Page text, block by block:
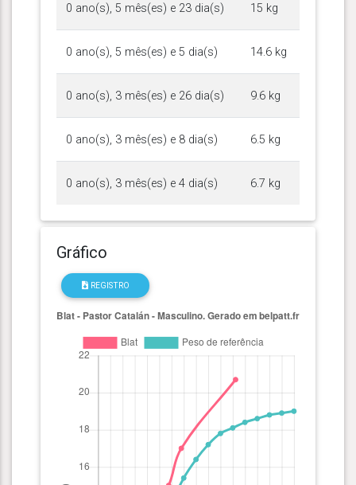
0 ano(s), 5 mês(es) e 23 dia(s) 15 kg
0 ano(s), 5 mês(es) e 5 dia(s) 14.6 kg
0 ano(s), 3 mês(es) e 26 dia(s) 9.6 kg
0 ano(s), 3 mês(es) e 8 dia(s) 6.5 kg
0 ano(s), 3 mês(es) e 4 dia(s) 6.7 kg
Gráfico
REGISTRO